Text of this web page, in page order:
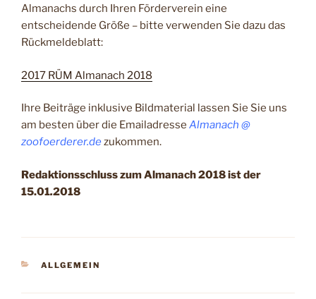
Almanachs durch Ihren Förderverein eine
entscheidende Größe – bitte verwenden Sie dazu das
Rückmeldeblatt:
2017 RÜM Almanach 2018
Ihre Beiträge inklusive Bildmaterial lassen Sie Sie uns
am besten über die Emailadresse Almanach @
zoofoerderer.dezukommen.
Redaktionsschluss zum Almanach 2018 ist der
15.01.2018
KATEGORIEN
ALLGEMEIN